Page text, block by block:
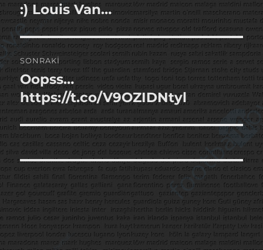
yazı:
:) Louis Van…
SONRAKI
Sonraki
yazı:
Oopss…
https://t.co/V9OZIDNtyl